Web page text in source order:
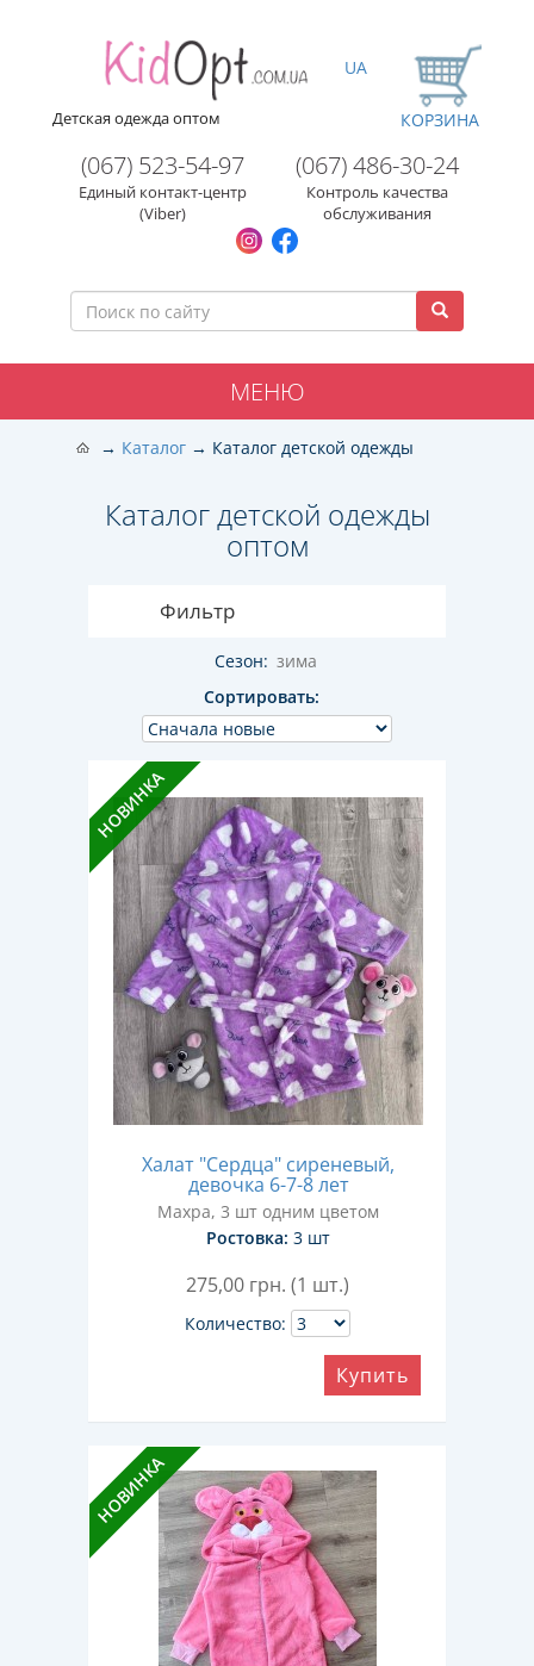
Детская одежда оптом
(067) 523-54-97
Единый контакт-центр
(Viber)
(067) 486-30-24
Контроль качества
обслуживания
UA
КОРЗИНА
МЕНЮ
Каталог Каталог детской одежды
Каталог детской одежды
оптом
Фильтр
Сезон: зима
Сортировать:
НОВИНКА
Халат "Сердца" сиреневый,
девочка 6-7-8 лет
Махра, 3 шт одним цветом
Ростовка: 3 шт
275,00 грн. (1 шт.)
Количество:
Купить
НОВИНКА